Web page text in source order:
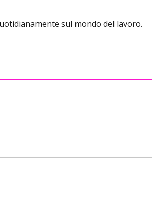
sul mondo del lavoro.